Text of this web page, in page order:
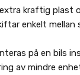
kraftig plast
enkelt
på en bils
av mindre